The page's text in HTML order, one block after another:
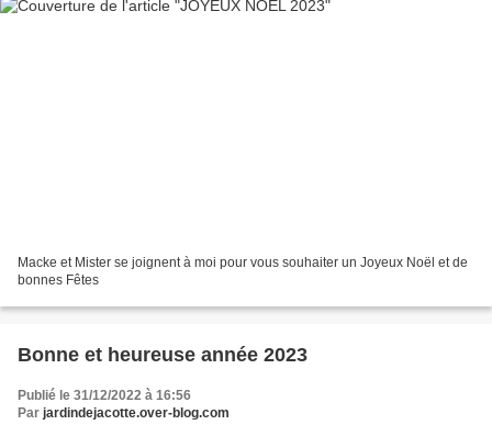
Macke et Mister se joignent à moi pour vous souhaiter un Joyeux Noël et de
bonnes Fêtes
Bonne et heureuse année 2023
Publié le 31/12/2022 à 16:56
Par jardindejacotte.over-blog.com